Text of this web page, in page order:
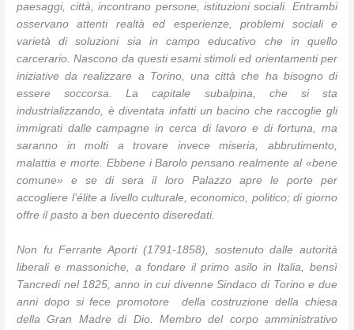
paesaggi, città, incontrano persone, istituzioni sociali. Entrambi
osservano attenti realtà ed esperienze, problemi sociali e
varietà di soluzioni sia in campo educativo che in quello
carcerario. Nascono da questi esami stimoli ed orientamenti per
iniziative da realizzare a Torino, una città che ha bisogno di
essere soccorsa. La capitale subalpina, che si sta
industrializzando, è diventata infatti un bacino che raccoglie gli
immigrati dalle campagne in cerca di lavoro e di fortuna, ma
saranno in molti a trovare invece miseria, abbrutimento,
malattia e morte. Ebbene i Barolo pensano realmente al «bene
comune» e se di sera il loro Palazzo apre le porte per
accogliere l’élite a livello culturale, economico, politico; di giorno
offre il pasto a ben duecento diseredati.
Non fu Ferrante Aporti (1791-1858), sostenuto dalle autorità
liberali e massoniche, a fondare il primo asilo in Italia, bensì
Tancredi nel 1825, anno in cui divenne Sindaco di Torino e due
anni dopo si fece promotore della costruzione della chiesa
della Gran Madre di Dio. Membro del corpo amministrativo